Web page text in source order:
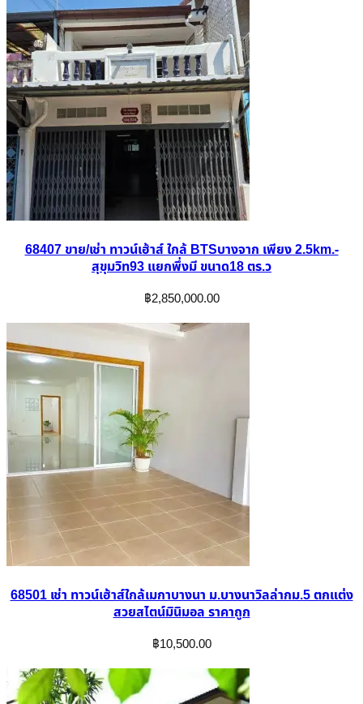
68407 ขาย/เช่า ทาวน์เฮ้าส์ ใกล้ BTSบางจาก เพียง 2.5km.-
สุขุมวิท93 แยกพึ่งมี ขนาด18 ตร.ว
฿2,850,000.00
68501 เช่า ทาวน์เฮ้าส์ใกล้เมกาบางนา ม.บางนาวิลล่ากม.5 ตกแต่ง
สวยสไตน์มินิมอล ราคาถูก
฿10,500.00